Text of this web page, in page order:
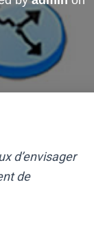
d’envisager
de